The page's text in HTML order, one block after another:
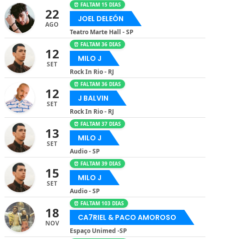
22
AGO
⏰ FALTAM 15 DIAS
JOEL DELEÓN
Teatro Marte Hall - SP
12
SET
⏰ FALTAM 36 DIAS
MILO J
Rock In Rio - RJ
12
SET
⏰ FALTAM 36 DIAS
J BALVIN
Rock In Rio - RJ
13
SET
⏰ FALTAM 37 DIAS
MILO J
Audio - SP
15
SET
⏰ FALTAM 39 DIAS
MILO J
Audio - SP
18
NOV
⏰ FALTAM 103 DIAS
CA7RIEL & PACO AMOROSO
Espaço Unimed -SP